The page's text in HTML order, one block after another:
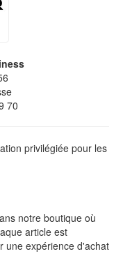
70
privilégiée pour les
notre boutique où
article est
une expérience d'achat